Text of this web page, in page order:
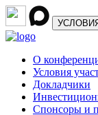
О
Условия
Докладчики
Спонсоры и